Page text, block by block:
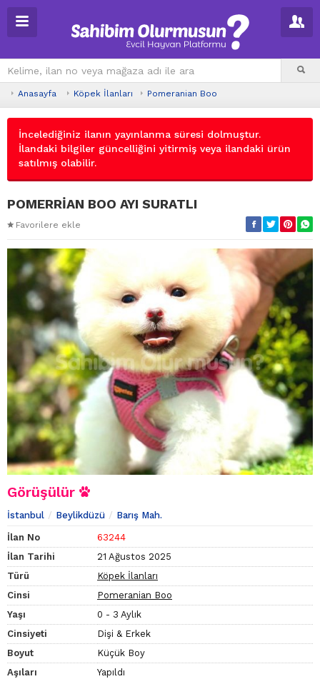
Anasayfa Köpek İlanları Pomeranian Boo
İncelediğiniz ilanın yayınlanma süresi dolmuştur.
İlandaki bilgiler güncelliğini yitirmiş veya ilandaki ürün
satılmış olabilir.
POMERRİAN BOO AYI SURATLI
Favorilere ekle
Görüşülür
İstanbul Beylikdüzü Barış Mah.
İlan No
63244
İlan Tarihi
21 Ağustos 2025
Türü
Köpek İlanları
Cinsi
Pomeranian Boo
Yaşı
0 - 3 Aylık
Cinsiyeti
Dişi & Erkek
Boyut
Küçük Boy
Aşıları
Yapıldı